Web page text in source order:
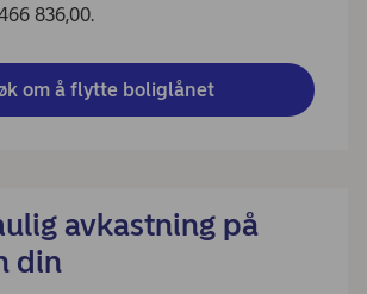
836,00.
om å flytte boliglånet
avkastning på
din